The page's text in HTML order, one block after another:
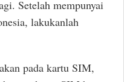
Setelah mempunyai
lakukanlah
pada kartu SIM,